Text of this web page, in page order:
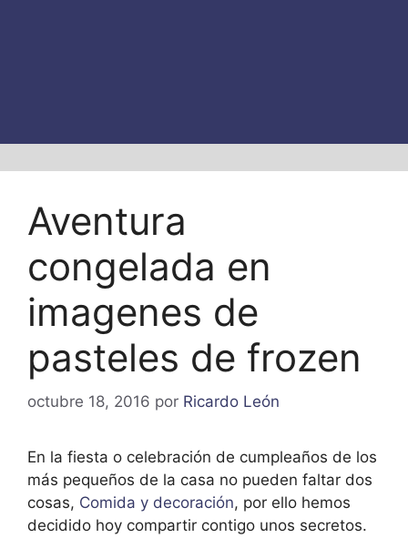
Aventura
congelada en
imagenes de
pasteles de frozen
octubre 18, 2016 por Ricardo León
En la fiesta o celebración de cumpleaños de los
más pequeños de la casa no pueden faltar dos
cosas, Comida y decoración, por ello hemos
decidido hoy compartir contigo unos secretos.